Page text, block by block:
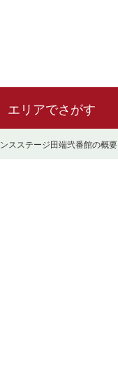
エリアでさがす
スステージ田端弐番館の概要